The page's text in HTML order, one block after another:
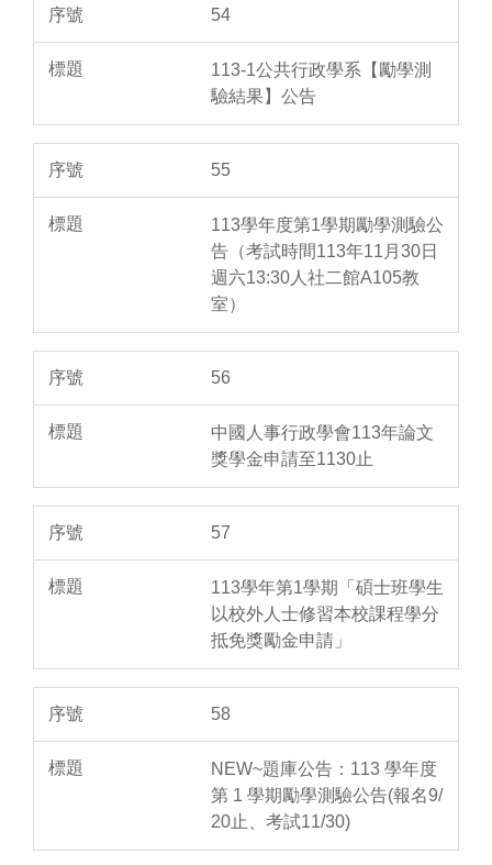
54
113-1公共行政學系【勵學測
驗結果】公告
55
113學年度第1學期勵學測驗公
告（考試時間113年11月30日
週六13:30人社二館A105教
室）
56
中國人事行政學會113年論文
獎學金申請至1130止
57
113學年第1學期「碩士班學生
以校外人士修習本校課程學分
抵免獎勵金申請」
58
NEW~題庫公告：113 學年度
第 1 學期勵學測驗公告(報名9/
20止、考試11/30)